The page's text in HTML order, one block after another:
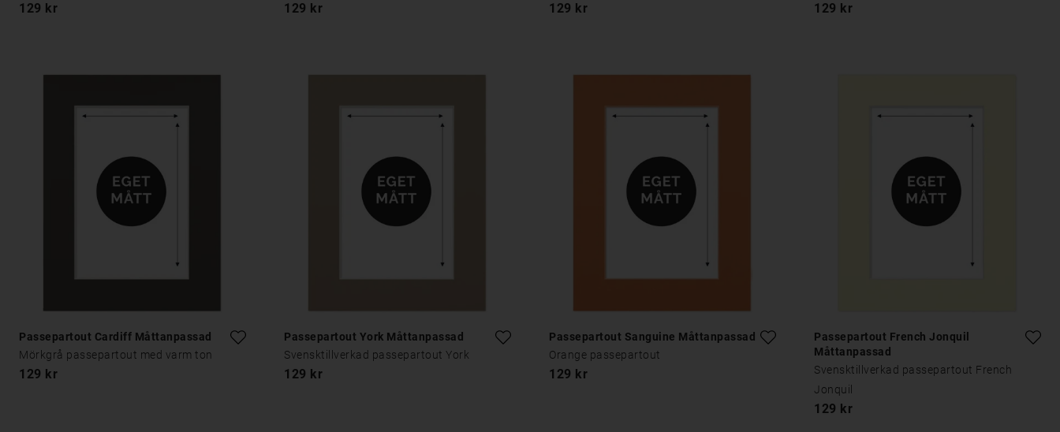
129 kr 129 kr 129 kr 129 kr
Passepartout Cardiff Måttanpassad
Mörkgrå passepartout med varm ton
129 kr
Passepartout York Måttanpassad
Svensktillverkad passepartout York
129 kr
Passepartout Sanguine Måttanpassad
Orange passepartout
129 kr
Passepartout French Jonquil
Måttanpassad
Svensktillverkad passepartout French
Jonquil
129 kr